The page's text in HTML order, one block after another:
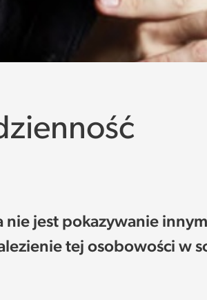
nie jest pokazywanie
tej osobowości w